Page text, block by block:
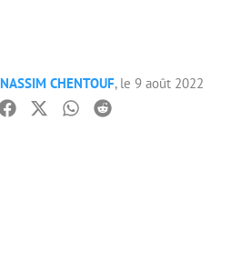
NASSIM CHENTOUF, le 9 août 2022
Facebook
TwitterWhatsapp
Reddit